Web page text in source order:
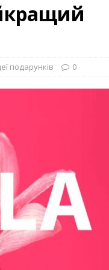
подарунків 0